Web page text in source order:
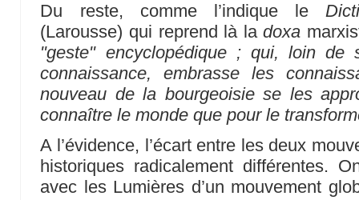
Du reste, comme l’indique le
(Larousse) qui reprend là ladoxa
"geste" encyclopédique ; qui, loin de
connaissance, embrasse les
nouveau de la bourgeoisie se les
connaître le monde que pour le
A l’évidence, l’écart entre les deux
historiques radicalement différentes.
avec les Lumières d’un mouvement